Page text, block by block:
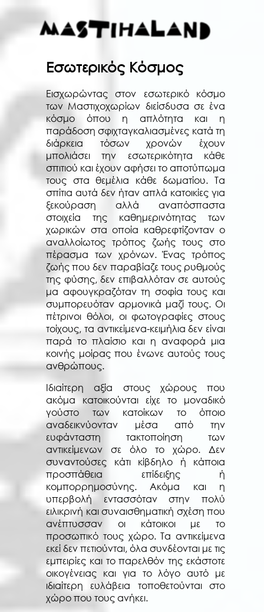
Εσωτερικός Κόσμος
Εισχωρώντας στον εσωτερικό κόσμο
των Μαστιχοχωρίων διείσδυσα σε ένα
κόσμο όπου η απλότητα και η
παράδοση σφιχταγκαλιασμένες κατά τη
διάρκεια τόσων χρονών έχουν
μπολιάσει την εσωτερικότητα κάθε
σπιτιού και έχουν αφήσει το αποτύπωμα
τους στα θεμέλια κάθε δωματίου. Τα
σπίτια αυτά δεν ήταν απλά κατοικίες για
ξεκούραση αλλά αναπόσπαστα
στοιχεία της καθημερινότητας των
χωρικών στα οποία καθρεφτίζονταν ο
αναλλοίωτος τρόπος ζωής τους στο
πέρασμα των χρόνων. Ένας τρόπος
ζωής που δεν παραβίαζε τους ρυθμούς
της φύσης, δεν επιβαλλόταν σε αυτούς
μα αφουγκραζόταν τη σοφία τους και
συμπορευόταν αρμονικά μαζί τους. Οι
πέτρινοι θόλοι, οι φωτογραφίες στους
τοίχους, τα αντικείμενα-κειμήλια δεν είναι
παρά το πλαίσιο και η αναφορά μια
κοινής μοίρας που ένωνε αυτούς τους
ανθρώπους.
Ιδιαίτερη αξία στους χώρους που
ακόμα κατοικούνται είχε το μοναδικό
γούστο των κατοίκων το όποιο
αναδεικνύονταν μέσα από την
ευφάνταστη τακτοποίηση των
αντικείμενων σε όλο το χώρο. Δεν
συναντούσες κάτι κίβδηλο ή κάποια
προσπάθεια επίδειξης ή
κομπορρημοσύνης. Ακόμα και η
υπερβολή εντασσόταν στην πολύ
ειλικρινή και συναισθηματική σχέση που
ανέπτυσσαν οι κάτοικοι με το
προσωπικό τους χώρο. Τα αντικείμενα
εκεί δεν πετιούνται, όλα συνδέονται με τις
εμπειρίες και το παρελθόν της εκάστοτε
οικογένειας και για το λόγο αυτό με
ιδιαίτερη ευλάβεια τοποθετούνται στο
χώρο που τους ανήκει.